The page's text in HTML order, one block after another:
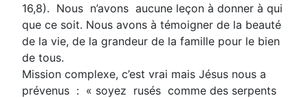
16,8). Nous n’avons aucune leçon à donner à qui
que ce soit. Nous avons à témoigner de la beauté
de la vie, de la grandeur de la famille pour le bien
de tous.
Mission complexe, c’est vrai mais Jésus nous a
prévenus : « soyez rusés comme des serpents